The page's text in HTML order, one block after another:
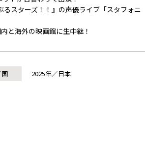
るスターズ！！』の声優ライブ「スタフォニ
と海外の映画館に生中継！
2025年／日本